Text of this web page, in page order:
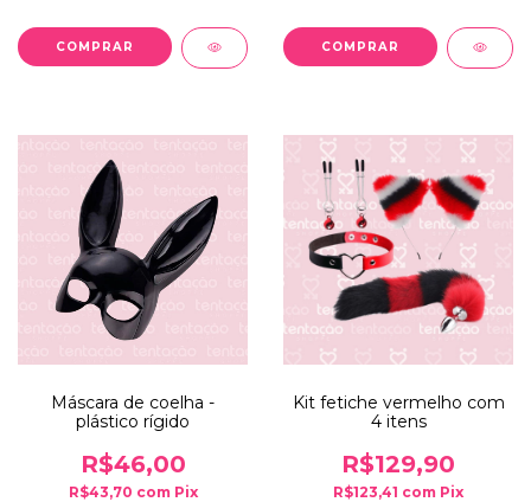
Máscara de coelha -
plástico rígido
R$46,00
R$43,70 com Pix
Kit fetiche vermelho com
4 itens
R$129,90
R$123,41 com Pix